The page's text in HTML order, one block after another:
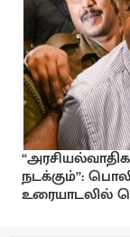
நடக்கும்”:
உரையாடலில்